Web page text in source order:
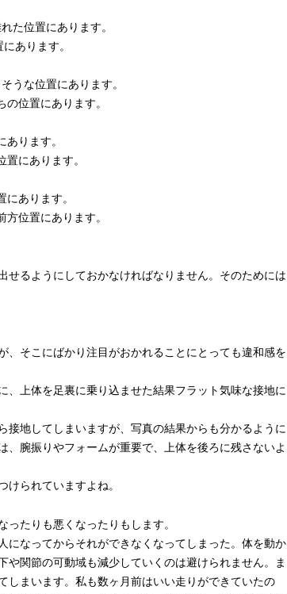
た位置にあります。
あります。
うな位置にあります。
位置にあります。
あります。
にあります。
にあります。
位置にあります。
るようにしておかなければなりません。そのためには
、そこにばかり注目がおかれることにとっても違和感を
上体を足裏に乗り込ませた結果フラット気味な接地に
地してしまいますが、写真の結果からも分かるように
腕振りやフォームが重要で、上体を後ろに残さないよ
けられていますよね。
たりも悪くなったりもします。
になってからそれができなくなってしまった。体を動か
関節の可動域も減少していくのは避けられません。ま
しまいます。私も数ヶ月前はいい走りができていたの